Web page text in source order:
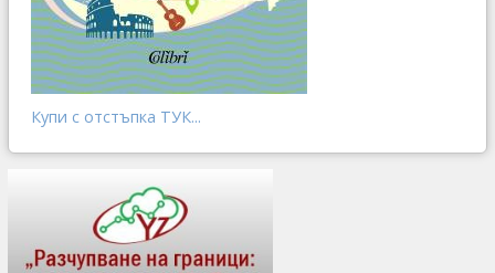
Купи с отстъпка ТУК...